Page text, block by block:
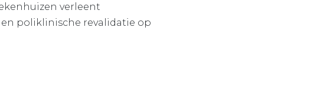
verleent
poliklinische revalidatie op